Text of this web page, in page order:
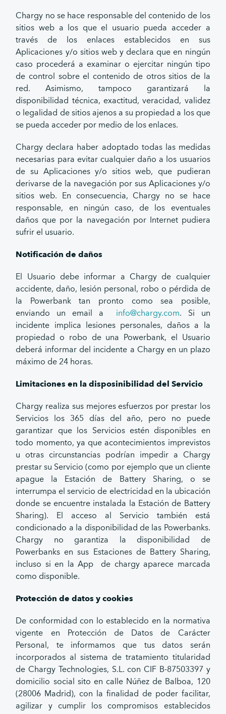
Chargy no se hace responsable del contenido de los
sitios web a los que el usuario pueda acceder a
través de los enlaces establecidos en sus
Aplicaciones y/o sitios web y declara que en ningún
caso procederá a examinar o ejercitar ningún tipo
de control sobre el contenido de otros sitios de la
red. Asimismo, tampoco garantizará la
disponibilidad técnica, exactitud, veracidad, validez
o legalidad de sitios ajenos a su propiedad a los que
se pueda acceder por medio de los enlaces.
Chargy declara haber adoptado todas las medidas
necesarias para evitar cualquier daño a los usuarios
de su Aplicaciones y/o sitios web, que pudieran
derivarse de la navegación por sus Aplicaciones y/o
sitios web. En consecuencia, Chargy no se hace
responsable, en ningún caso, de los eventuales
daños que por la navegación por Internet pudiera
sufrir el usuario.
Notificación de daños
El Usuario debe informar a Chargy de cualquier
accidente, daño, lesión personal, robo o pérdida de
la Powerbank tan pronto como sea posible,
enviando un email a info@chargy.com. Si un
incidente implica lesiones personales, daños a la
propiedad o robo de una Powerbank, el Usuario
deberá informar del incidente a Chargy en un plazo
máximo de 24 horas.
Limitaciones en la disposinibilidad del Servicio
Chargy realiza sus mejores esfuerzos por prestar los
Servicios los 365 días del año, pero no puede
garantizar que los Servicios estén disponibles en
todo momento, ya que acontecimientos imprevistos
u otras circunstancias podrían impedir a Chargy
prestar su Servicio (como por ejemplo que un cliente
apague la Estación de Battery Sharing, o se
interrumpa el servicio de electricidad en la ubicación
donde se encuentre instalada la Estación de Battery
Sharing). El acceso al Servicio también está
condicionado a la disponibilidad de las Powerbanks.
Chargy no garantiza la disponibilidad de
Powerbanks en sus Estaciones de Battery Sharing,
incluso si en la App de chargy aparece marcada
como disponible.
Protección de datos y cookies
De conformidad con lo establecido en la normativa
vigente en Protección de Datos de Carácter
Personal, te informamos que tus datos serán
incorporados al sistema de tratamiento titularidad
de Chargy Technologies, S.L. con CIF B-87503397 y
domicilio social sito en calle Núñez de Balboa, 120
(28006 Madrid), con la finalidad de poder facilitar,
agilizar y cumplir los compromisos establecidos